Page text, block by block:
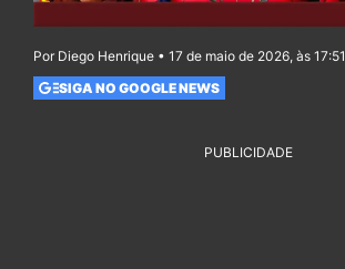
Por Diego Henrique • 17 de maio de 2026, às 17:51
SIGA NO GOOGLE NEWS
PUBLICIDADE